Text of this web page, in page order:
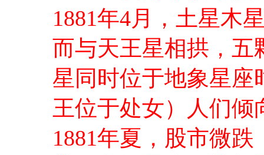
1881年4月，土星木
而与天王星相拱，五
星同时位于地象星座
王位于处女）人们
1881年夏，股市微